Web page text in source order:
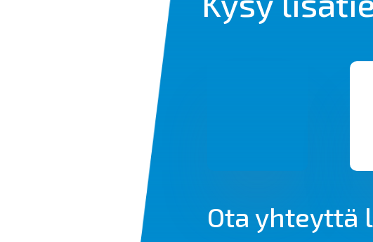
Ota yhteyttä